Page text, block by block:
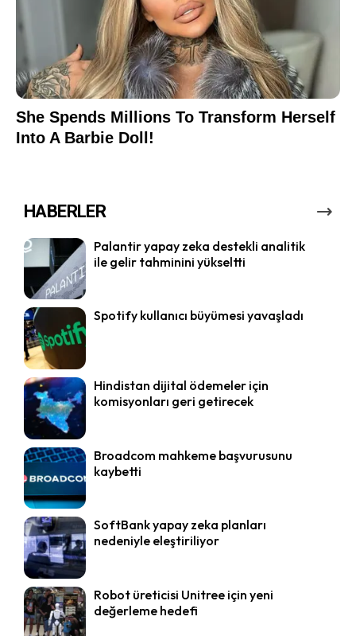
HABERLER
Palantir yapay zeka destekli analitik
ile gelir tahminini yükseltti
Spotify kullanıcı büyümesi yavaşladı
Hindistan dijital ödemeler için
komisyonları geri getirecek
Broadcom mahkeme başvurusunu
kaybetti
SoftBank yapay zeka planları
nedeniyle eleştiriliyor
Robot üreticisi Unitree için yeni
değerleme hedefi